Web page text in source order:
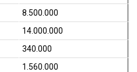
8.500.000
14.000.000
340.000
1.560.000